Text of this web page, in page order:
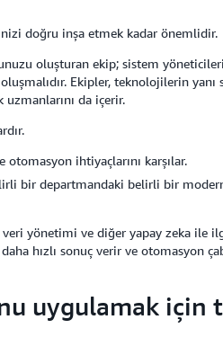
doğru inşa etmek kadar önemlidir.
oluşturan ekip; sistem
Ekipler, teknolojilerin yanı
uzmanlarını da içerir.
ihtiyaçlarını karşılar.
bir departmandaki belirli bir
yönetimi ve diğer yapay zeka ile
hızlı sonuç verir ve otomasyon
uygulamak için